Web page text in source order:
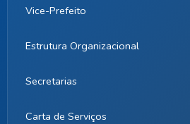
Vice-Prefeito
Estrutura Organizacional
Secretarias
Carta de Serviços